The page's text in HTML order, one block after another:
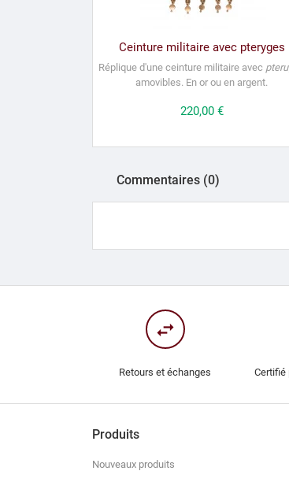
Ceinture militaire avec pteryges
Réplique d'une ceinture militaire avec
amovibles. En or ou en argent.
Prix
220,00 €
Commentaires (0)
swap_horiz
Retours et échanges Certifié
Produits
Nouveaux produits